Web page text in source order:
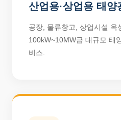
산업용·상업용 태양
공장, 물류창고, 상업시설 옥
100kW~10MW급 대규모 태
비스.